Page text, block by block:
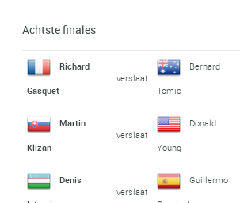
Achtste finales
Richard
Gasquet
verslaat
Bernard
Tomic
Martin
Klizan
verslaat
Donald
Young
Denis
verslaat
Guillermo